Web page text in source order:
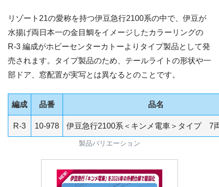
リゾート21の愛称を持つ伊豆急行2100系の中で、伊豆が
水揚げ両日本一の金目鯛をイメージしたカラーリングの
R-3 編成がホビーセンターカトーよりタイプ製品として発
売されます。タイプ製品のため、テールライトの形状や一
部ドア、窓配置が実写とは異なるとのことです。
編成 品番 品名
R-3 10-978 伊豆急行2100系＜キンメ電車＞タイプ 7
製品バリエーション